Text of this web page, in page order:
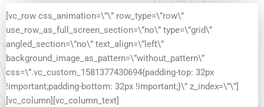
[vc_row css_animation=\”\” row_type=\”row\”
use_row_as_full_screen_section=\”no\” type=\”grid\”
angled_section=\”no\” text_align=\”left\”
background_image_as_pattern=\”without_pattern\”
css=\”.vc_custom_1581377430694{padding-top: 32px
!important;padding-bottom: 32px !important;}\” z_index=\”\”]
[vc_column][vc_column_text]